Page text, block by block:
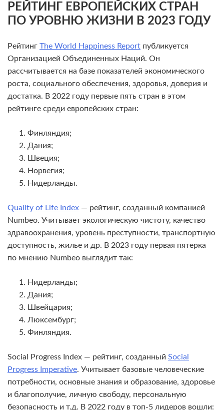
РЕЙТИНГ ЕВРОПЕЙСКИХ СТРАН
ПО УРОВНЮ ЖИЗНИ В 2023 ГОДУ
Рейтинг The World Happiness Report публикуется
Организацией Объединенных Наций. Он
рассчитывается на базе показателей экономического
роста, социального обеспечения, здоровья, доверия и
достатка. В 2022 году первые пять стран в этом
рейтинге среди европейских стран:
Финляндия;
Дания;
Швеция;
Норвегия;
Нидерланды.
Quality of Life Index — рейтинг, созданный компанией
Numbeo. Учитывает экологическую чистоту, качество
здравоохранения, уровень преступности, транспортную
доступность, жилье и др. В 2023 году первая пятерка
по мнению Numbeo выглядит так:
Нидерланды;
Дания;
Швейцария;
Люксембург;
Финляндия.
Social Progress Index — рейтинг, созданный Social
Progress Imperative. Учитывает базовые человеческие
потребности, основные знания и образование, здоровье
и благополучие, личную свободу, персональную
безопасность и т.д. В 2022 году в топ-5 лидеров вошли: